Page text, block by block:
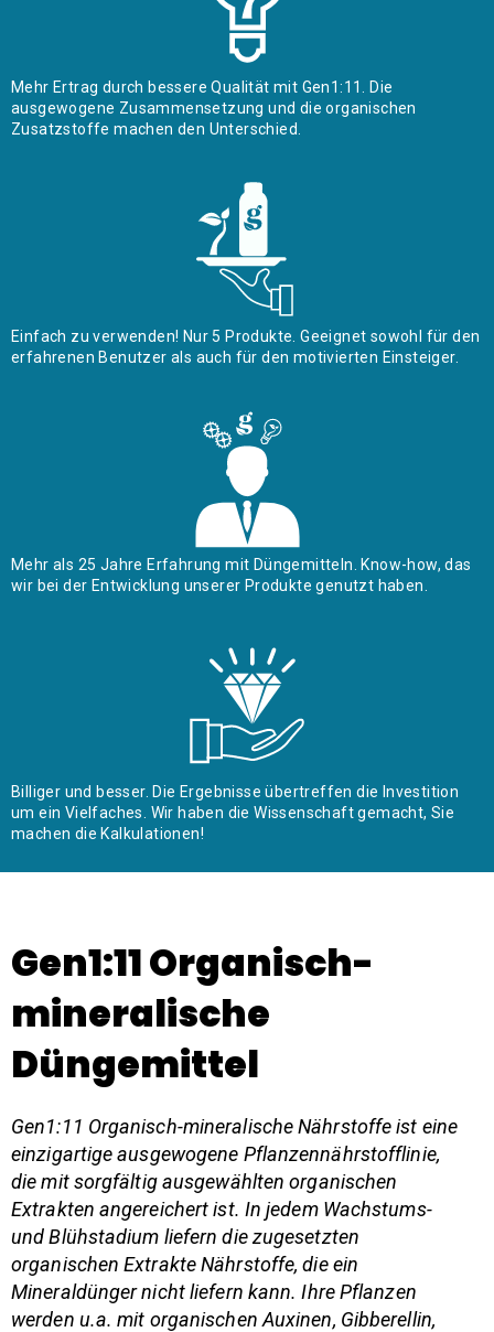
Mehr Ertrag durch bessere Qualität mit Gen1:11. Die
ausgewogene Zusammensetzung und die organischen
Zusatzstoffe machen den Unterschied.
Einfach zu verwenden! Nur 5 Produkte. Geeignet sowohl für den
erfahrenen Benutzer als auch für den motivierten Einsteiger.
Mehr als 25 Jahre Erfahrung mit Düngemitteln. Know-how, das
wir bei der Entwicklung unserer Produkte genutzt haben.
Billiger und besser. Die Ergebnisse übertreffen die Investition
um ein Vielfaches. Wir haben die Wissenschaft gemacht, Sie
machen die Kalkulationen!
Gen1:11 Organisch-
mineralische
Düngemittel
Gen1:11 Organisch-mineralische Nährstoffe ist eine
einzigartige ausgewogene Pflanzennährstofflinie,
die mit sorgfältig ausgewählten organischen
Extrakten angereichert ist. In jedem Wachstums-
und Blühstadium liefern die zugesetzten
organischen Extrakte Nährstoffe, die ein
Mineraldünger nicht liefern kann. Ihre Pflanzen
werden u.a. mit organischen Auxinen, Gibberellin,